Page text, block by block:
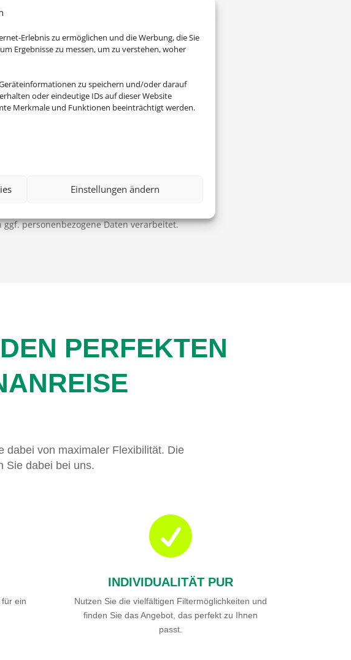
Erlebnis zu ermöglichen und die Werbung, die Sie
Ergebnisse zu messen, um zu verstehen, woher
zu speichern und/oder darauf
oder eindeutige IDs auf dieser Website
Merkmale und Funktionen beeinträchtigt werden.
Einstellungen ändern
personenbezogene Daten verarbeitet.
PERFEKTEN
dabei von maximaler Flexibilität. Die
Sie dabei bei uns.
ein

INDIVIDUALITÄT PUR
Nutzen Sie die vielfältigen Filtermöglichkeiten und
finden Sie das Angebot, das perfekt zu Ihnen
passt.